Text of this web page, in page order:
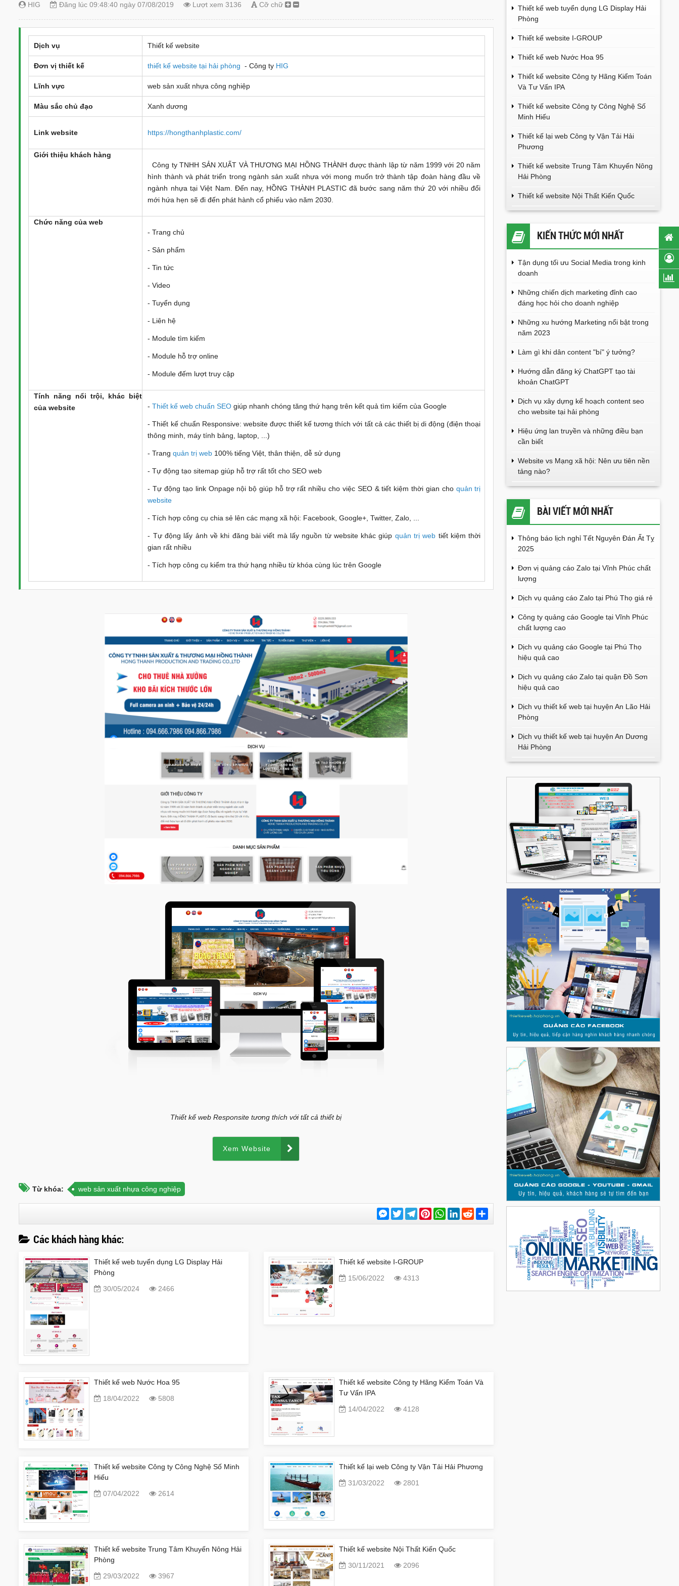
HIG Đăng lúc 09:48:40 ngày 07/08/2019 Lượt xem 3136 Cỡ chữ
Dịch vụ Thiết kế website
Đơn vị thiết kế thiết kế website tại hải phòng - Công ty HIG
Lĩnh vực web sản xuất nhựa công nghiệp
Màu sắc chủ đạo Xanh dương
Link website https://hongthanhplastic.com/
Giới thiệu khách hàng
Công ty TNHH SẢN XUẤT VÀ THƯƠNG MẠI HỒNG THÀNH được thành lập từ năm 1999 với 20 năm
hình thành và phát triển trong ngành sản xuất nhựa với mong muốn trở thành tập đoàn hàng đầu về
ngành nhựa tại Việt Nam. Đến nay, HỒNG THÀNH PLASTIC đã bước sang năm thứ 20 với nhiều đổi
mới hứa hẹn sẽ đi đến phát hành cổ phiếu vào năm 2030.
Chức năng của web
- Trang chủ
- Sản phẩm
- Tin tức
- Video
- Tuyển dụng
- Liên hệ
- Module tìm kiếm
- Module hỗ trợ online
- Module đếm lượt truy cập
Tính năng nổi trội, khác biệt
của website
-Thiết kế web chuẩn SEO giúp nhanh chóng tăng thứ hạng trên kết quả tìm kiếm của Google
- Thiết kế chuẩn Responsive: website được thiết kế tương thích với tất cả các thiết bị di động (điện thoại
thông minh, máy tính bảng, laptop, ...)
- Trangquản trị web 100% tiếng Việt, thân thiện, dễ sử dụng
- Tự động tạo sitemap giúp hỗ trợ rất tốt cho SEO web
- Tự động tạo link Onpage nội bộ giúp hỗ trợ rất nhiều cho việc SEO & tiết kiệm thời gian cho quản trị
website
- Tích hợp công cụ chia sẻ lên các mạng xã hội: Facebook, Google+, Twitter, Zalo, ...
- Tự động lấy ảnh về khi đăng bài viết mà lấy nguồn từ website khác giúp quản trị web tiết kiệm thời
gian rất nhiều
- Tích hợp công cụ kiểm tra thứ hạng nhiều từ khóa cùng lúc trên Google
Thiết kế web Responsite tương thích với tất cả thiết bị
Xem Website
Từ khóa: web sản xuất nhựa công nghiệp
Messenger
TwitterTelegramPinterestWhatsApp
LinkedInReddit
sẻ
Các khách hàng khác:
Thiết kế web tuyển dụng LG Display Hải
Phòng
30/05/2024
2466
Thiết kế website I-GROUP
15/06/2022
4313
Thiết kế web Nước Hoa 95
18/04/2022
5808
Thiết kế website Công ty Hãng Kiểm Toán Và
Tư Vấn IPA
14/04/2022
4128
Thiết kế website Công ty Công Nghệ Số Minh
Hiếu
07/04/2022
2614
Thiết kế lại web Công ty Vận Tải Hải Phương
31/03/2022
2801
Thiết kế website Trung Tâm Khuyến Nông Hải
Phòng
29/03/2022
3967
Thiết kế website Nội Thất Kiến Quốc
30/11/2021
2096
Thiết kế web tuyển dụng LG Display Hải
Phòng
Thiết kế website I-GROUP
Thiết kế web Nước Hoa 95
Thiết kế website Công ty Hãng Kiểm Toán
Và Tư Vấn IPA
Thiết kế website Công ty Công Nghệ Số
Minh Hiếu
Thiết kế lại web Công ty Vận Tải Hải
Phương
Thiết kế website Trung Tâm Khuyến Nông
Hải Phòng
Thiết kế website Nội Thất Kiến Quốc
KIẾN THỨC MỚI NHẤT
Tận dụng tối ưu Social Media trong kinh
doanh
Những chiến dịch marketing đỉnh cao
đáng học hỏi cho doanh nghiệp
Những xu hướng Marketing nổi bật trong
năm 2023
Làm gì khi dân content "bí" ý tưởng?
Hướng dẫn đăng ký ChatGPT tạo tài
khoản ChatGPT
Dịch vụ xây dựng kế hoạch content seo
cho website tại hải phòng
Hiệu ứng lan truyền và những điều bạn
cần biết
Website vs Mạng xã hội: Nên ưu tiên nền
tảng nào?
BÀI VIẾT MỚI NHẤT
Thông báo lịch nghỉ Tết Nguyên Đán Ất Tỵ
2025
Đơn vị quảng cáo Zalo tại Vĩnh Phúc chất
lượng
Dịch vụ quảng cáo Zalo tại Phú Thọ giá rẻ
Công ty quảng cáo Google tại Vĩnh Phúc
chất lượng cao
Dịch vụ quảng cáo Google tại Phú Thọ
hiệu quả cao
Dịch vụ quảng cáo Zalo tại quận Đồ Sơn
hiệu quả cao
Dịch vụ thiết kế web tại huyện An Lão Hải
Phòng
Dịch vụ thiết kế web tại huyện An Dương
Hải Phòng